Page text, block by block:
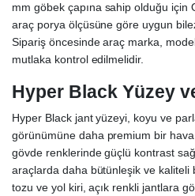
mm göbek çapına sahip olduğu için
araç porya ölçüsüne göre uygun
Sipariş öncesinde araç marka,
mutlaka kontrol edilmelidir.
Hyper Black Yüzey
Hyper Black jant yüzeyi, koyu ve
görünümüne daha premium bir hava
gövde renklerinde güçlü kontrast
araçlarda daha bütünleşik ve kaliteli
tozu ve yol kiri, açık renkli jantlara